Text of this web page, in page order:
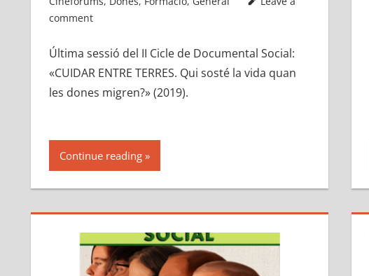
comment
Última sessió del II Cicle de Documental Social:
«CUIDAR ENTRE TERRES. Qui sosté la vida quan
les dones migren?» (2019).
Continue reading